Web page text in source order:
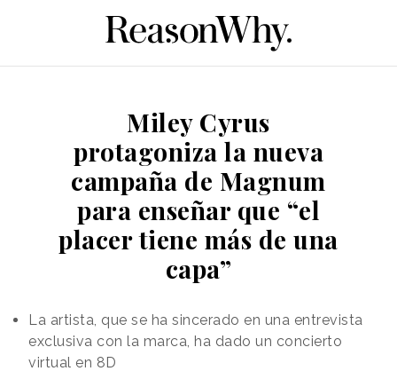
Miley Cyrus
protagoniza la nueva
campaña de Magnum
para enseñar que “el
placer tiene más de una
capa”
La artista, que se ha sincerado en una entrevista
exclusiva con la marca, ha dado un concierto
virtual en 8D